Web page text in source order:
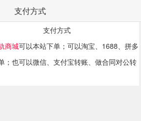
支付方式
支付方式
商城可以本站下单；可以淘宝、1688、拼多
；也可以微信、支付宝转账、做合同对公转